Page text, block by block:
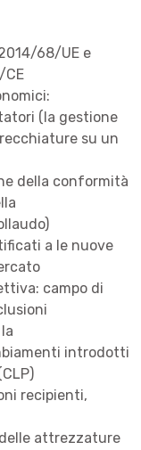
68/UE e
(la gestione
su un
della conformità
a le nuove
campo di
introdotti
recipienti,
attrezzature